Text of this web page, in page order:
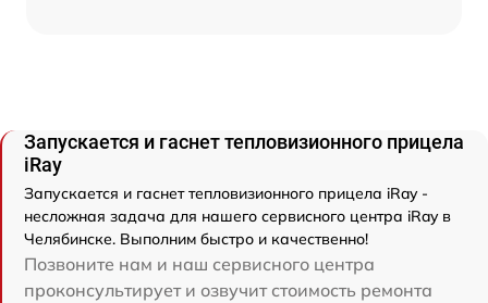
Запускается и гаснет тепловизионного прицела
iRay
Запускается и гаснет тепловизионного прицела iRay -
несложная задача для нашего сервисного центра iRay в
Челябинске. Выполним быстро и качественно!
Позвоните нам и наш сервисного центра
проконсультирует и озвучит стоимость ремонта